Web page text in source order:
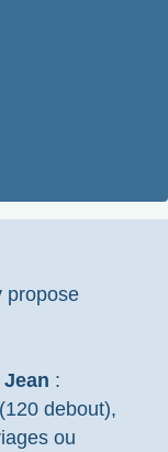
propose
:
debout),
ou